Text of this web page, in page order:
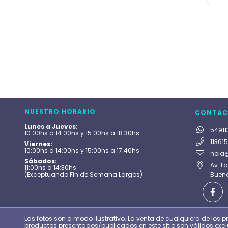
NUESTRO HORARIO
Lunes a Jueves:
10:00hs a 14:00hs y 15:00hs a 18:30hs
Viernes:
10:00hs a 14:00hs y 15:00hs a 17:40hs
Sábados:
11:00hs a 14:30hs
(Exceptuando Fin de Semana Largos)
Av.
Las fotos son a modo ilustrativo. La venta de cualquiera de los
productos presentados/publicados en este sitio son válidos